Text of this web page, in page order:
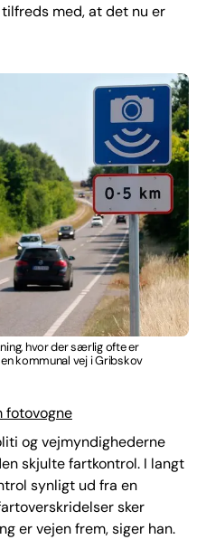
med, at det nu er
hvor der særlig ofte er
kommunal vej i Gribskov
fotovogne
og vejmyndighederne
skjulte fartkontrol. I langt
synligt ud fra en
sker
er vejen frem, siger han.